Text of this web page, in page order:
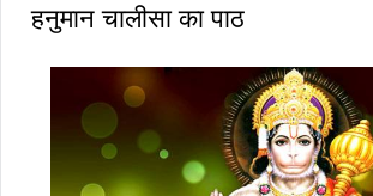
हनुमान चालीसा का पाठ